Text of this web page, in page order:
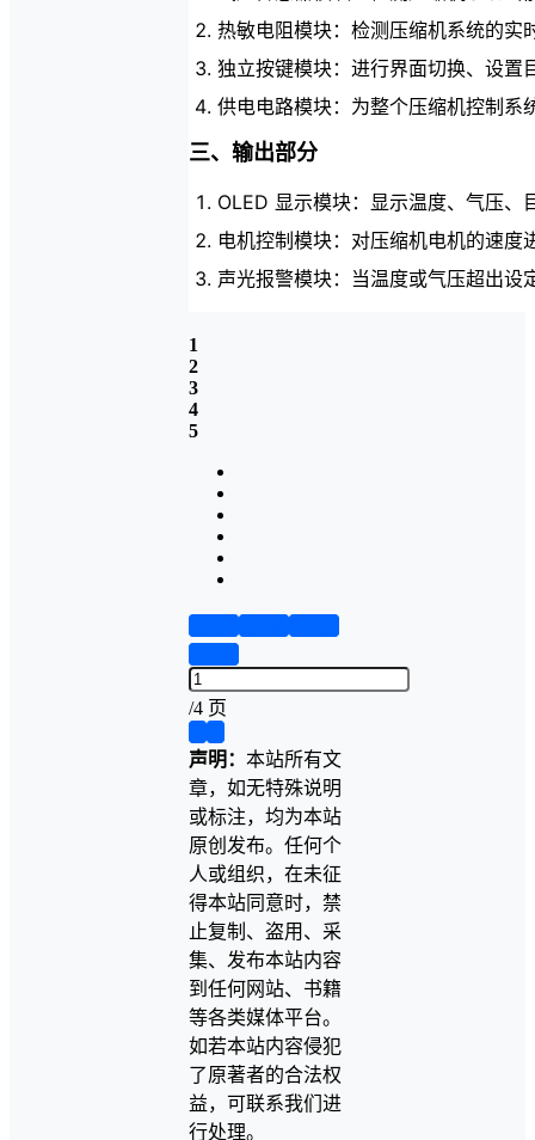
热敏电阻模块：检测压缩机系统的实
独立按键模块：进行界面切换、设置
供电电路模块：为整个压缩机控制系
三、输出部分
OLED 显示模块：显示温度、气压
电机控制模块：对压缩机电机的速度
声光报警模块：当温度或气压超出设
1
2
3
4
5
/4 页
声明： 本站所有文
章，如无特殊说明
或标注，均为本站
原创发布。任何个
人或组织，在未征
得本站同意时，禁
止复制、盗用、采
集、发布本站内容
到任何网站、书籍
等各类媒体平台。
如若本站内容侵犯
了原著者的合法权
益，可联系我们进
行处理。